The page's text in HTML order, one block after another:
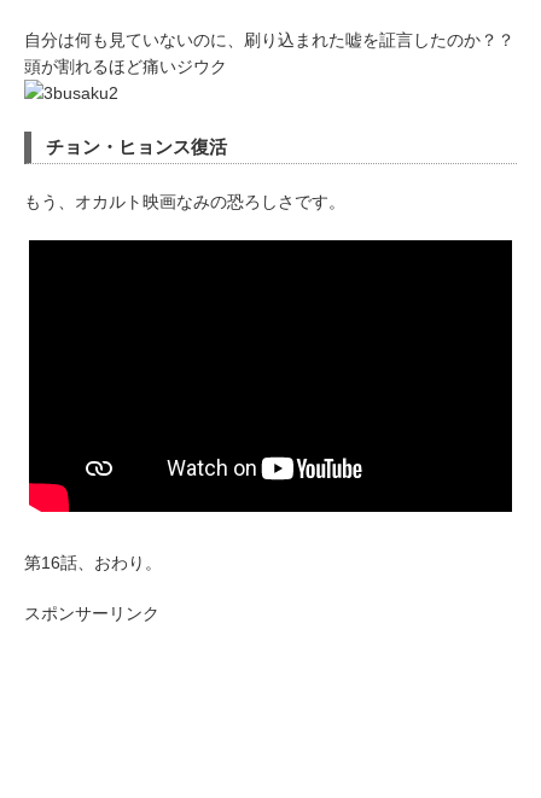
自分は何も見ていないのに、刷り込まれた嘘を証言したのか？？
頭が割れるほど痛いジウク
チョン・ヒョンス復活
もう、オカルト映画なみの恐ろしさです。
第16話、おわり。
スポンサーリンク